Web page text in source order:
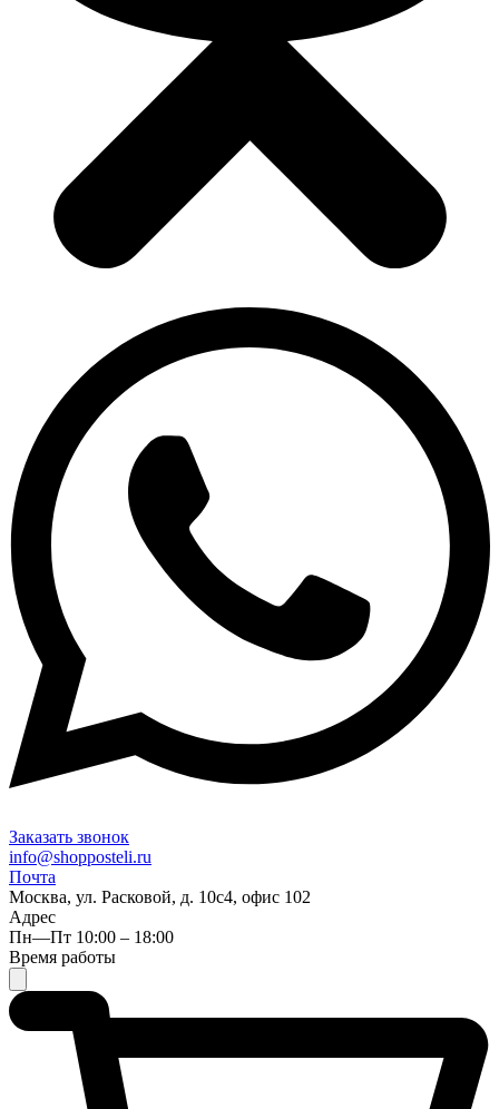
Заказать звонок
info@shopposteli.ru
Почта
Москва, ул. Расковой, д. 10с4, офис 102
Адрес
Пн—Пт 10:00 – 18:00
Время работы